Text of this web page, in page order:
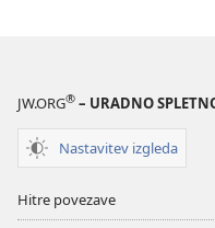
JW.ORG® – URADNO
Nastavitev izgleda
Hitre povezave